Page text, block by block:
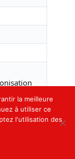
dula meilleure
à utiliser ce
l'utilisation des